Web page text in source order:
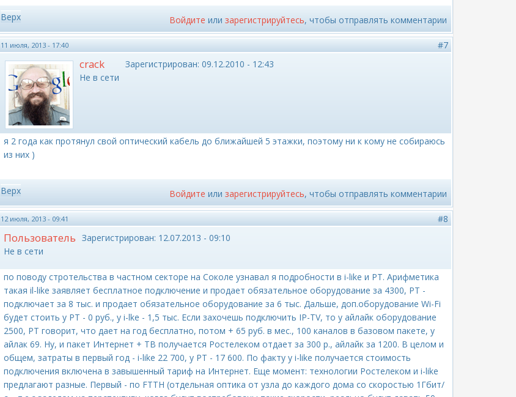
Верх Войдите или зарегистрируйтесь, чтобы отправлять комментарии
11 июля, 2013 - 17:40 #7
crack
Не в сети
Зарегистрирован: 09.12.2010 - 12:43
я 2 года как протянул свой оптический кабель до ближайшей 5 этажки, поэтому ни к кому не собираюсь
из них )
Верх Войдите или зарегистрируйтесь, чтобы отправлять комментарии
12 июля, 2013 - 09:41 #8
Пользователь
Не в сети
Зарегистрирован: 12.07.2013 - 09:10
по поводу стротельства в частном секторе на Соколе узнавал я подробности в i-like и РТ. Арифметика
такая il-like заявляет бесплатное подключение и продает обязательное оборудование за 4300, РТ -
подключает за 8 тыс. и продает обязательное оборудование за 6 тыс. Дальше, доп.оборудование Wi-Fi
будет стоить у РТ - 0 руб., у i-lke - 1,5 тыс. Если захочешь подключить IP-TV, то у айлайк оборудование
2500, РТ говорит, что дает на год бесплатно, потом + 65 руб. в мес., 100 каналов в базовом пакете, у
айлак 69. Ну, и пакет Интернет + ТВ получается Ростелеком отдает за 300 р., айлайк за 1200. В целом и
общем, затраты в первый год - i-like 22 700, у РТ - 17 600. По факту у i-like получается стоимость
подключения включена в завышенный тариф на Интернет. Еще момент: технологии Ростелеком и i-like
предлагают разные. Первый - по FTTH (отдельная оптика от узла до каждого дома со скоростью 1Гбит/